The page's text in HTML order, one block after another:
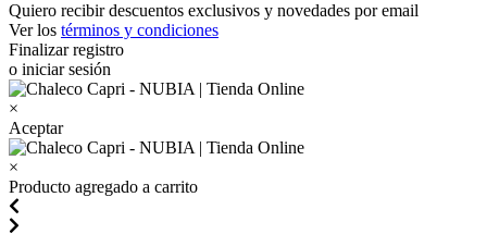
Quiero recibir descuentos exclusivos y novedades por email
Ver los términos y condiciones
Finalizar registro
o iniciar sesión
×
Aceptar
×
Producto agregado a carrito